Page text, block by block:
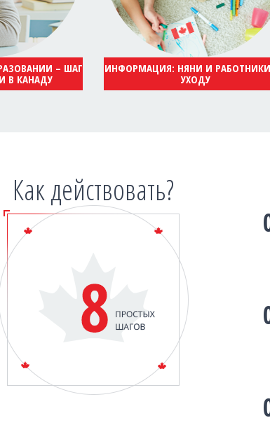
– ШАГ
В КАНАДУ
ИНФОРМАЦИЯ: НЯНИ И
УХОДУ
Как действовать?